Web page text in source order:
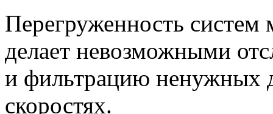
Перегруженность систем
делает невозможными
и фильтрацию ненужных
скоростях.